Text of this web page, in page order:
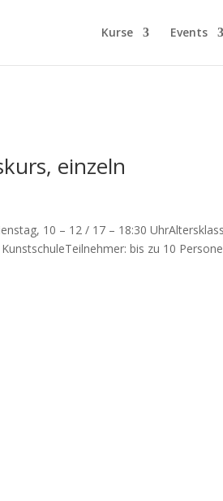
Kurse Events
einzeln
10 – 12 / 17 – 18:30
bis zu 10